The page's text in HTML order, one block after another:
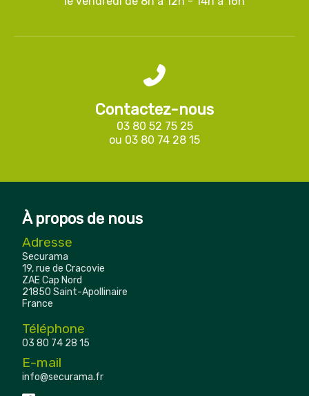
Contactez-nous
03 80 52 75 25
ou 03 80 74 28 15
À propos de nous
Adresse
Securama
19, rue de Cracovie
ZAE Cap Nord
21850 Saint-Apollinaire
France
Téléphone
03 80 74 28 15
E-mail
info@securama.fr